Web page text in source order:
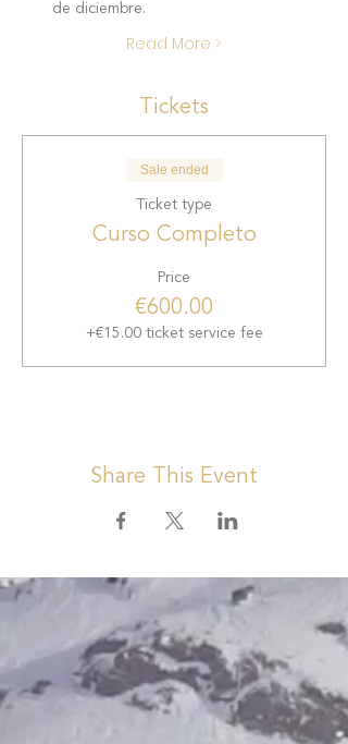
de diciembre.
Read More >
Tickets
Sale ended
Ticket type
Curso Completo
Price
€600.00
+€15.00 ticket service fee
Share This Event